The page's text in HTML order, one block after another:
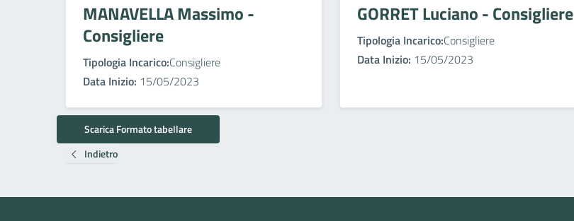
MANAVELLA Massimo -
Consigliere
Tipologia Incarico:Consigliere
Data Inizio: 15/05/2023
GORRET Luciano - Consigliere
Tipologia Incarico:Consigliere
Data Inizio: 15/05/2023
Scarica Formato tabellare
Indietro